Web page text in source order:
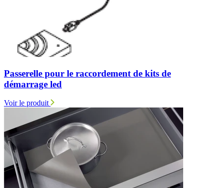
Passerelle pour le raccordement de kits de
démarrage led
Voir le produit